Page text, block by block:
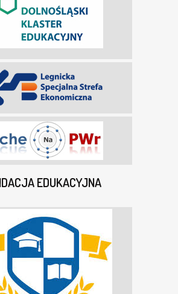
EDUKACYJNA